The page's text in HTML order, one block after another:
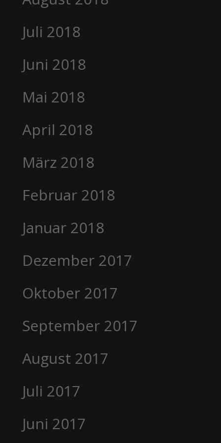
Juli 2018
Juni 2018
Mai 2018
April 2018
März 2018
Februar 2018
Januar 2018
Dezember 2017
Oktober 2017
September 2017
August 2017
Juli 2017
Juni 2017